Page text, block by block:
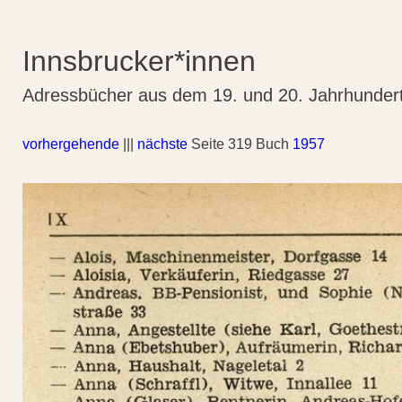
Innsbrucker*innen
Adressbücher aus dem 19. und 20.
vorhergehende nächste Seite 319 Buch 1957